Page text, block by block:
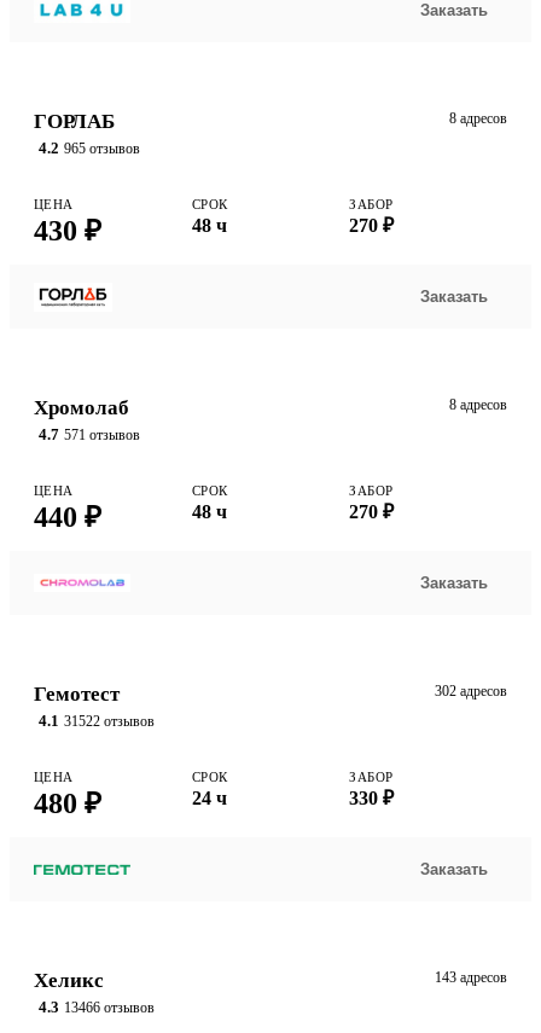
Заказать
ГОРЛАБ
4.2 965 отзывов
8 адресов
ЦЕНА
430 ₽
СРОК
48 ч
ЗАБОР
270 ₽
Заказать
Хромолаб
4.7 571 отзывов
8 адресов
ЦЕНА
440 ₽
СРОК
48 ч
ЗАБОР
270 ₽
Заказать
Гемотест
4.1 31522 отзывов
302 адресов
ЦЕНА
480 ₽
СРОК
24 ч
ЗАБОР
330 ₽
Заказать
Хеликс
4.3 13466 отзывов
143 адресов